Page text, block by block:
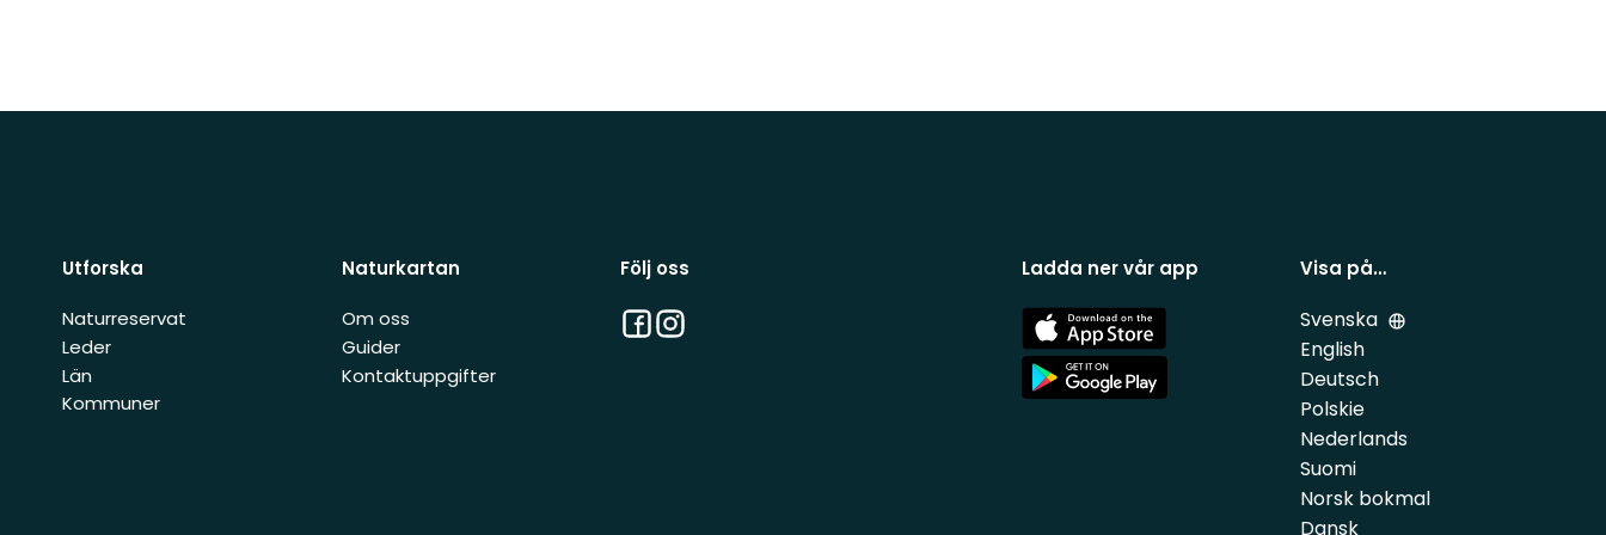
Utforska
Naturreservat
Leder
Län
Kommuner
Naturkartan
Om oss
Guider
Kontaktuppgifter
Följ oss
Facebook
Instagram
Ladda ner vår app
App
Store
App
Store
Visa på…
Svenska
English
Deutsch
Polskie
Nederlands
Suomi
Norsk bokmal
Dansk